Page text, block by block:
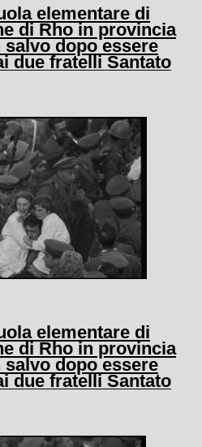
elementare di
di Rho in provincia
dopo essere
due fratelli Santato
elementare di
di Rho in provincia
dopo essere
due fratelli Santato